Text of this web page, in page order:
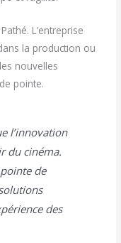
L’entreprise
la production ou
nouvelles
pointe.
l’innovation
du cinéma.
de
des